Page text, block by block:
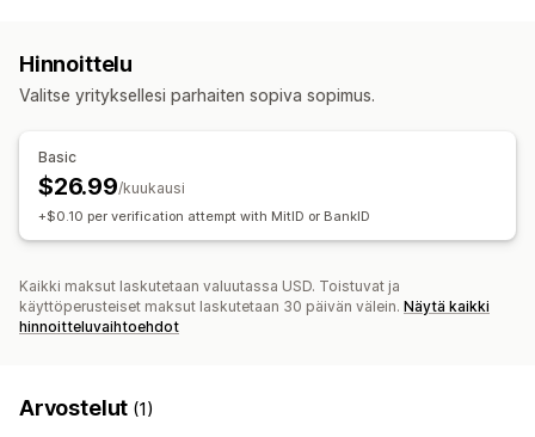
Hinnoittelu
Valitse yrityksellesi parhaiten sopiva sopimus.
Basic
$26.99/kuukausi
+$0.10 per verification attempt with MitID or BankID
Kaikki maksut laskutetaan valuutassa USD. Toistuvat ja
käyttöperusteiset maksut laskutetaan 30 päivän välein. Näytä kaikki
hinnoitteluvaihtoehdot
Arvostelut (1)